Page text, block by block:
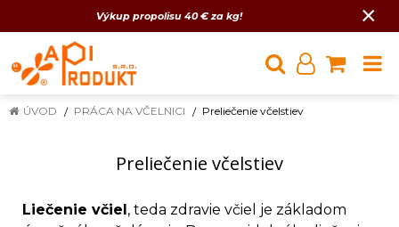
Výkup propolisu 40 € za kg! ×
ÚVOD PRÁCA NA VČELNICI Preliečenie včelstiev
Preliečenie včelstiev
Liečenie včiel, teda zdravie včiel je základom